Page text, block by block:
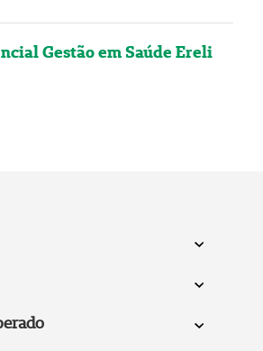
Gestão em Saúde Ereli